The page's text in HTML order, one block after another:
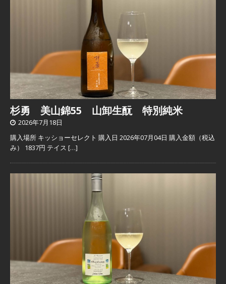
杉勇 美山錦55 山卸生酛 特別純米
2026年7月18日
購入場所 キッショーセレクト 購入日 2026年07月04日 購入金額（税込
み） 1837円 テイス […]